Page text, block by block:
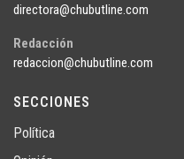
directora@chubutline.com
Redacción
redaccion@chubutline.com
SECCIONES
Política